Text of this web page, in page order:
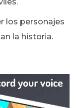
los personajes
la historia.